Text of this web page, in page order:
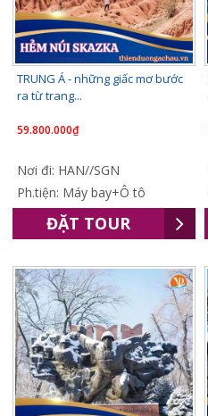
TRUNG Á - những giấc mơ bước
ra từ trang...
59.800.000₫
Nơi đi: HAN//SGN
Ph.tiện: Máy bay+Ô tô
ĐẶT TOUR